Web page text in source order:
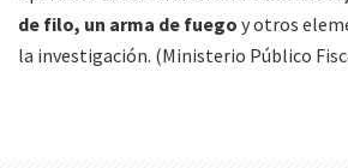
de filo, un arma de fuego y otros
la investigación. (Ministerio Público